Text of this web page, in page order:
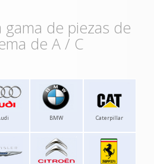
gama de piezas de
de A / C
BMW Caterpillar